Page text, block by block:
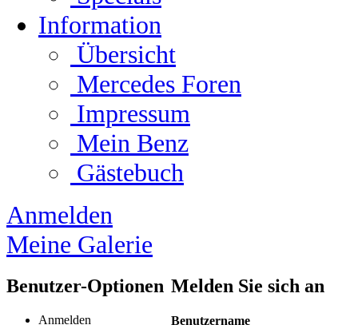
Information
Übersicht
Mercedes Foren
Impressum
Mein Benz
Gästebuch
Anmelden
Meine Galerie
Benutzer-Optionen
Anmelden
Melden Sie sich an
Benutzername